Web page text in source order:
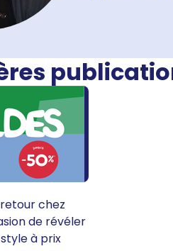
chez
de révéler
à prix